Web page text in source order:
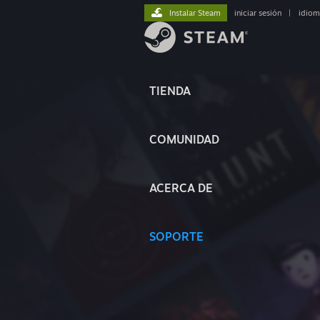
TIENDA
COMUNIDAD
ACERCA DE
SOPORTE
Instalar Steam iniciar sesión